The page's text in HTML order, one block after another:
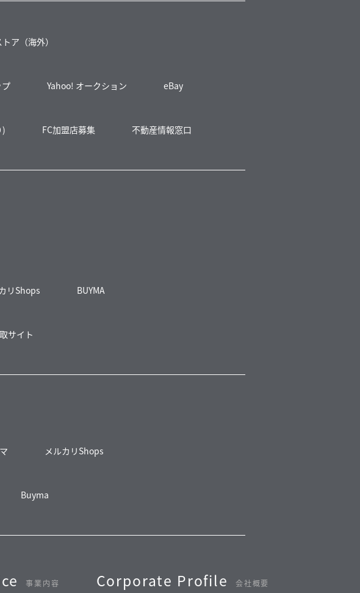
ア（海外）
Yahoo! オークション eBay
) FC加盟店募集 不動産情報窓口
リShops BUYMA
サイト
メルカリShops
Buyma
事業内容 Corporate Profile 会社概要